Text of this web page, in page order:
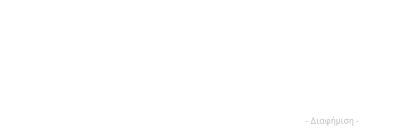
- Διαφήμιση -